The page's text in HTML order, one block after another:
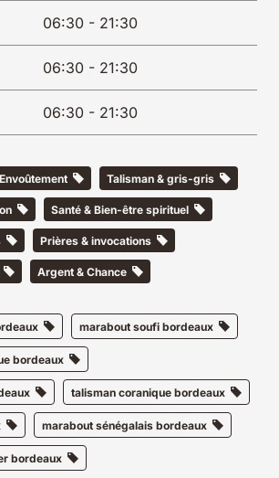
06:30 - 21:30
06:30 - 21:30
06:30 - 21:30
Talisman & gris-gris
Santé & Bien-être spirituel
Prières & invocations
Argent & Chance
marabout soufi bordeaux
bordeaux
talisman coranique bordeaux
marabout sénégalais bordeaux
bordeaux